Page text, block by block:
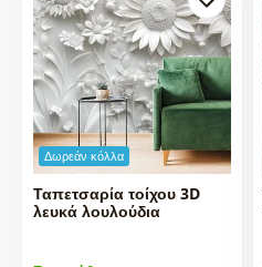
Δωρεάν κόλλα
Ταπετσαρία τοίχου 3D
λευκά λουλούδια